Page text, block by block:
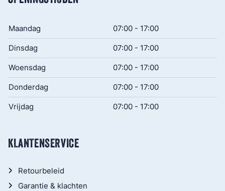
Maandag 07:00 - 17:00
Dinsdag 07:00 - 17:00
Woensdag 07:00 - 17:00
Donderdag 07:00 - 17:00
Vrijdag 07:00 - 17:00
KLANTENSERVICE
Retourbeleid
Garantie & klachten